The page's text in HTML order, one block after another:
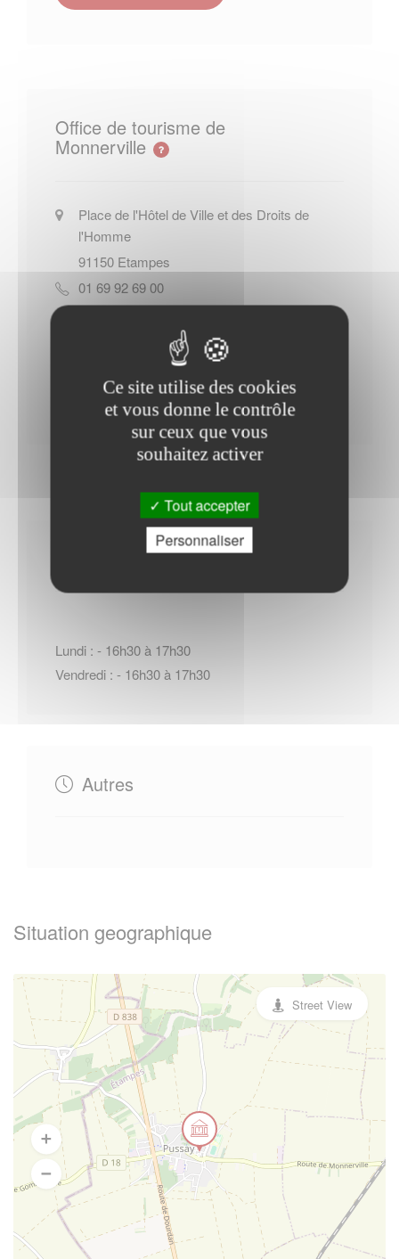
Office de tourisme de
Monnerville
Place de l'Hôtel de Ville et des Droits de
l'Homme
91150 Etampes
01 69 92 69 00
Contacter l'office de tourisme
Horaires Mairie
Lundi : - 16h30 à 17h30
Vendredi : - 16h30 à 17h30
Autres
Situation geographique
Street View
Ce site utilise des cookies
et vous donne le contrôle
sur ceux que vous
souhaitez activer
Tout accepter
Personnaliser